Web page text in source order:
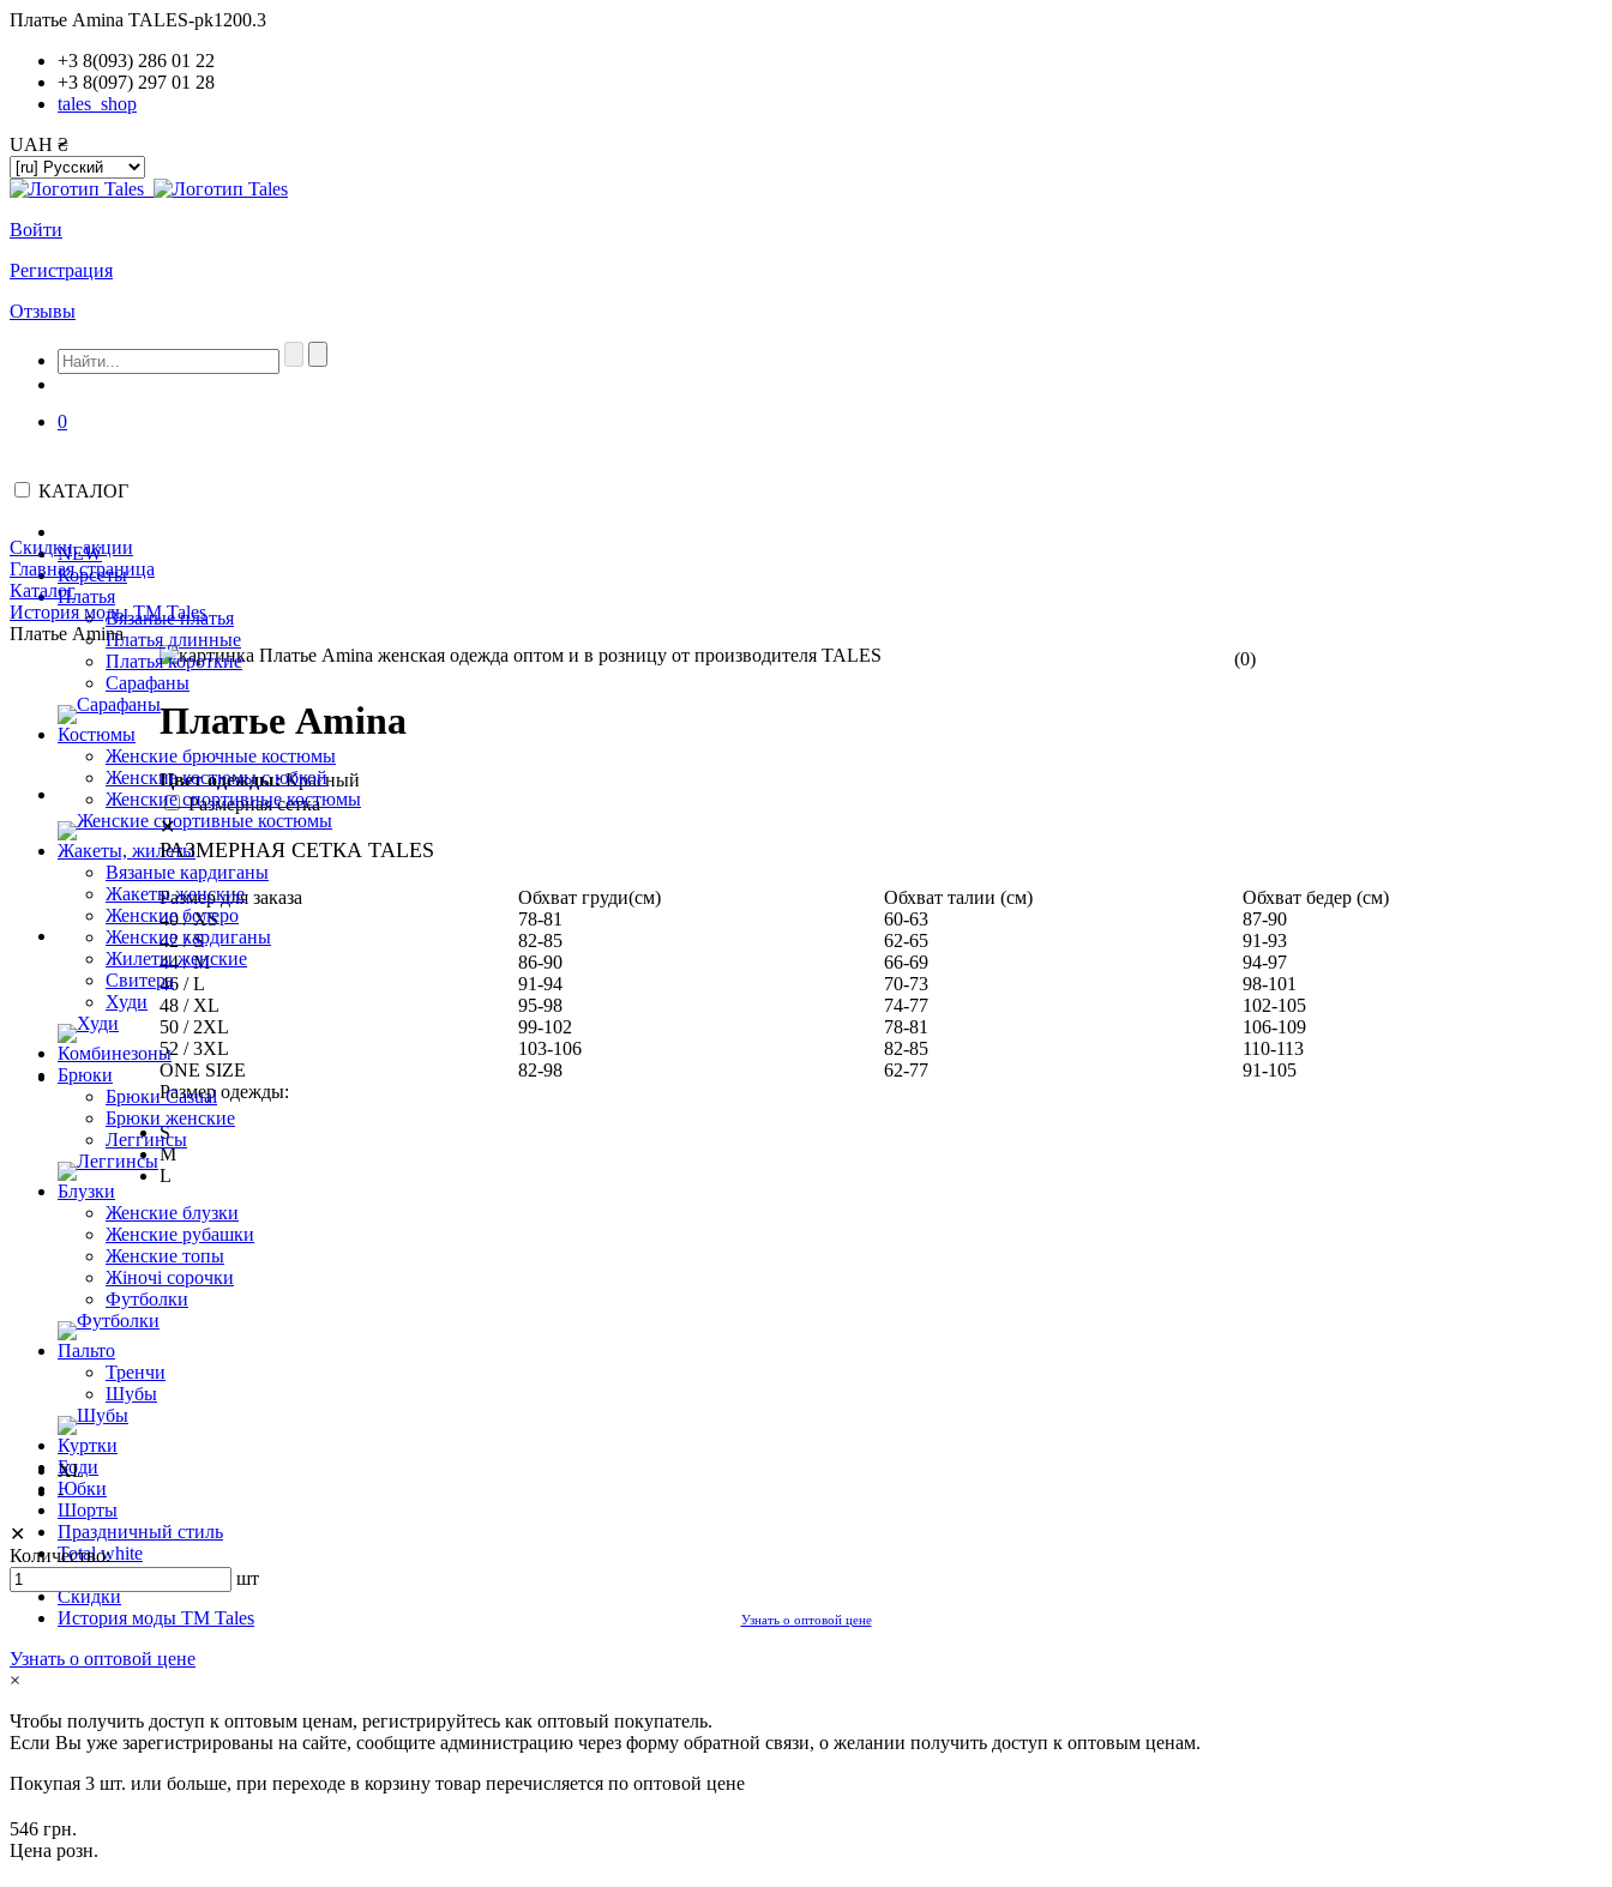
Платье Amina TALES-pk1200.3
+3 8(093) 286 01 22
+3 8(097) 297 01 28
tales_shop
UAH ₴
Войти
Регистрация
Отзывы
0
КАТАЛОГ
NEW
Корсеты
Платья
Вязаные платья
Платья длинные
Платья короткие
Сарафаны
Костюмы
Женские брючные костюмы
Женские костюмы с юбкой
Женские спортивные костюмы
Жакеты, жилеты
Вязаные кардиганы
Жакеты женские
Женские болеро
Женские кардиганы
Жилеты женские
Свитера
Худи
Комбинезоны
Брюки
Брюки Casual
Брюки женские
Леггинсы
Блузки
Женские блузки
Женские рубашки
Женские топы
Жіночі сорочки
Футболки
Пальто
Тренчи
Шубы
Куртки
Боди
Юбки
Шорты
Праздничный стиль
Total white
ЗИМА 24
Скидки
История моды ТМ Tales
Скидки, акции
Главная страница
Каталог
История моды ТМ Tales
Платье Amina
(0)
Платье Amina
Цвет одежды:Красный
Размерная сетка
✕
РАЗМЕРНАЯ СЕТКА TALES
Размер для заказа Обхват груди(см) Обхват талии (см)
Обхват бедер (см)
40 / XS
78-81 60-63
87-90
42 / S
82-85 62-65
91-93
44 / M
86-90 66-69
94-97
46 / L
91-94 70-73
98-101
48 / XL
95-98 74-77
102-105
50 / 2XL
99-102 78-81
106-109
52 / 3XL
103-106 82-85
110-113
ONE SIZE
82-98 62-77
91-105
Размер одежды:
S
M
L
XL
-
✕
Количество:
шт
Узнать о оптовой цене
Узнать о оптовой цене
×
Чтобы получить доступ к оптовым ценам, регистрируйтесь как оптовый покупатель.
Если Вы уже зарегистрированы на сайте, сообщите администрацию через форму обратной связи, о желании получить доступ к оптовым ценам.
Покупая 3 шт. или больше, при переходе в корзину товар перечисляется по оптовой цене
546 грн.
Цена розн.